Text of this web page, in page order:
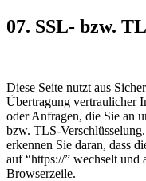
07. SSL- bzw.
Diese Seite nutzt aus
Übertragung vertraulicher
oder Anfragen, die Sie an
bzw. TLS-
erkennen Sie daran, dass
auf “https://” wechselt
Browserzeile.